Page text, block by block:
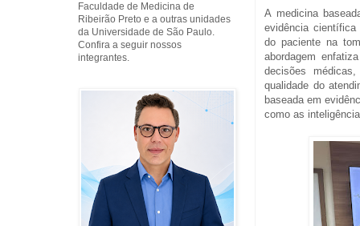
A medicina
evidência
do paciente na
abordagem
decisões
qualidade do
baseada em
como as
Faculdade de Medicina de
Ribeirão Preto e a outras unidades
da Universidade de São Paulo.
Confira a seguir nossos
integrantes.